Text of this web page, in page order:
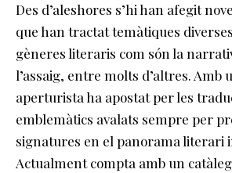
Des d’aleshores s’hi han afegit
que han tractat temàtiques
gèneres literaris com són la
l’assaig, entre molts d’altres. Amb
aperturista ha apostat per les
emblemàtics avalats sempre per
signatures en el panorama literari
Actualment compta amb un